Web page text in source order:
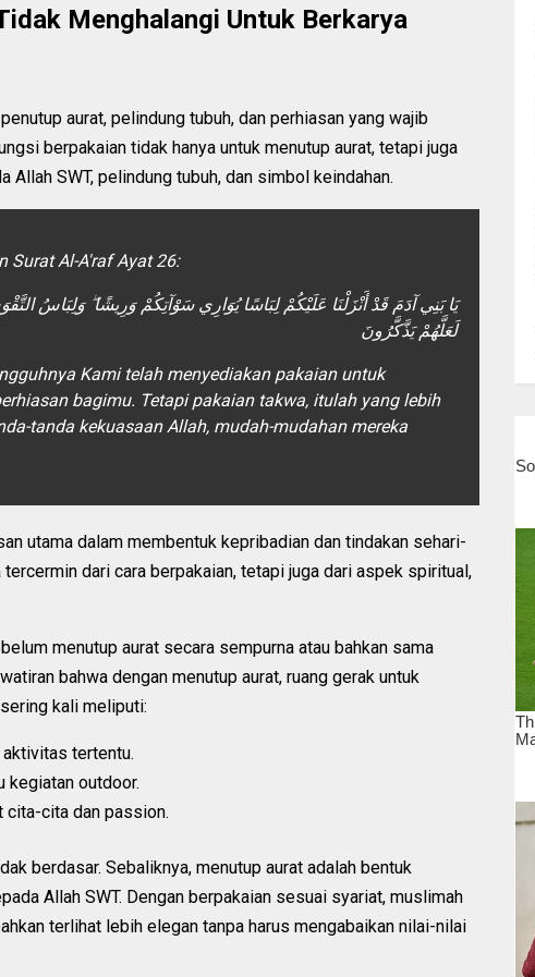
Menghalangi Untuk Berkarya
aurat, pelindung tubuh, dan perhiasan yang wajib
berpakaian tidak hanya untuk menutup aurat, tetapi juga
Allah SWT, pelindung tubuh, dan simbol keindahan.
Surat Al-A'raf Ayat 26:
يَا بَنِي آدَمَ قَدْ أَنْزَلْنَا عَلَيْكُمْ لِبَاسًا يُوَارِي سَوْآتِكُمْ وَرِيشًا ۖ وَلِبَاسُ
لَعَلَّهُمْ يَذَّكَّرُونَ
Kami telah menyediakan pakaian untuk
bagimu. Tetapi pakaian takwa, itulah yang lebih
tanda kekuasaan Allah, mudah-mudahan mereka
utama dalam membentuk kepribadian dan tindakan sehari-
dari cara berpakaian, tetapi juga dari aspek spiritual,
menutup aurat secara sempurna atau bahkan sama
bahwa dengan menutup aurat, ruang gerak untuk
kali meliputi:
tertentu.
kegiatan outdoor.
cita-cita dan passion.
berdasar. Sebaliknya, menutup aurat adalah bentuk
Allah SWT. Dengan berpakaian sesuai syariat, muslimah
terlihat lebih elegan tanpa harus mengabaikan nilai-nilai